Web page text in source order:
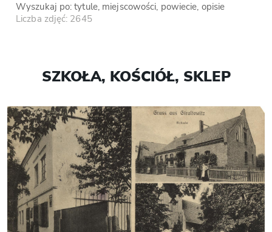
Wyszukaj po: tytule, miejscowości, powiecie, opisie
Liczba zdjęć: 2645
SZKOŁA, KOŚCIÓŁ, SKLEP